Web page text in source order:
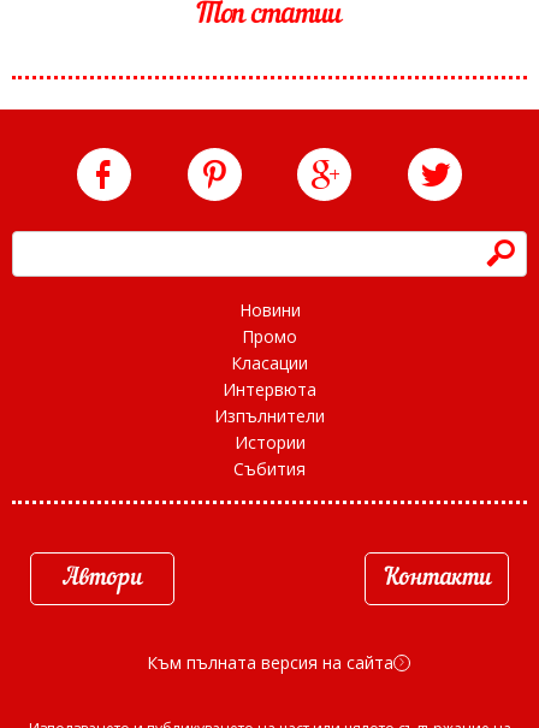
Топ статии
h
Новини
Промо
Класации
Интервюта
Изпълнители
Истории
Събития
Автори Контакти
Към пълната версия на сайта d